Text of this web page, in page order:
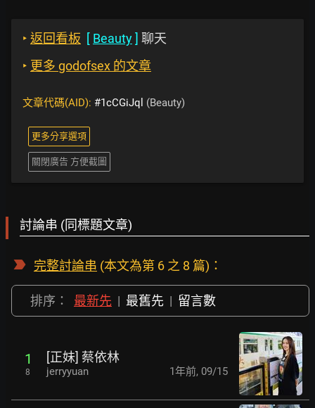
‣ 返回看板 [ Beauty] 聊天
‣ 更多 godofsex 的文章
文章代碼(AID): #1cCGiJql (Beauty)
更多分享選項
關閉廣告 方便截圖
討論串 (同標題文章)
完整討論串 (本文為第 6 之 8 篇)：
排序： 最新先 | 最舊先 | 留言數
1
8
[正妹] 蔡依林
jerryyuan 1年前, 09/15